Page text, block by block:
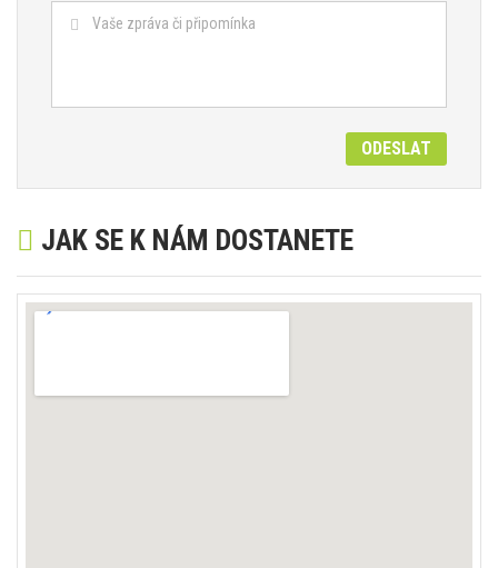
ODESLAT
JAK SE K NÁM DOSTANETE